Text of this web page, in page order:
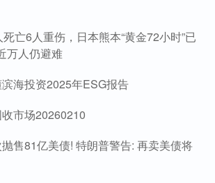
亡6人重伤，日本熊本“黄金72小时”已
万人仍避难
海投资2025年ESG报告
市场20260210
售81亿美债! 特朗普警告: 再卖美债将